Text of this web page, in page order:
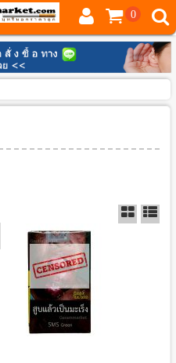
0